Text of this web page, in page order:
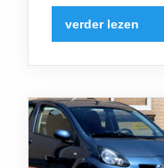
verder lezen